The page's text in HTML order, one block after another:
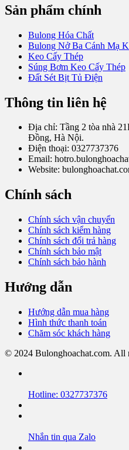
Sản phẩm chính
Bulong Hóa Chất
Bulong Nở Ba Cánh Mạ
Keo Cấy Thép
Súng Bơm Keo Cấy Thép
Đất Sét Bịt Tủ Điện
Thông tin liên hệ
Địa chỉ: Tầng 2 tòa nhà
Đồng, Hà Nội.
Điện thoại: 0327737376
Email:
Website:
Chính sách
Chính sách vận chuyển
Chính sách kiểm hàng
Chính sách đổi trả hàng
Chính sách bảo mật
Chính sách bảo hành
Hướng dẫn
Hướng dẫn mua hàng
Hình thức thanh toán
Chăm sóc khách hàng
© 2024 Bulonghoachat.com. All
Hotline: 0327737376
Nhắn tin qua Zalo